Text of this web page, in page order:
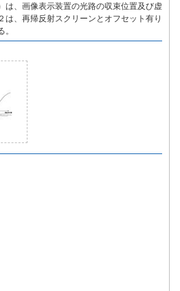
は、画像表示装置の光路の収束位置及び虚
は、再帰反射スクリーンとオフセット有り